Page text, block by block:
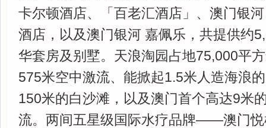
卡尔顿酒店、「百老汇酒店」、澳门银
酒店，以及澳门银河 嘉佩乐，共提供约
华套房及别墅。天浪淘园占地75,000平
575米空中激流、能掀起1.5米人造海浪
150米的白沙滩，以及澳门首个高达9米
流。两间五星级国际水疗品牌——澳门悦